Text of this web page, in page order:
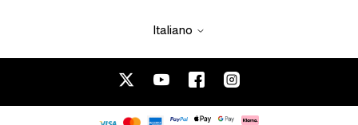
Italiano